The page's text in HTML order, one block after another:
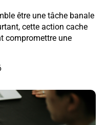
être une tâche banale
cette action cache
compromettre une